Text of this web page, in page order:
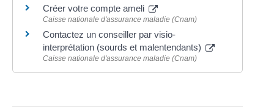
Créer votre compte ameli
Caisse nationale d'assurance maladie (Cnam)
Contactez un conseiller par visio-
interprétation (sourds et malentendants)
Caisse nationale d'assurance maladie (Cnam)